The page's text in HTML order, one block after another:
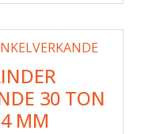
30 TON
MM